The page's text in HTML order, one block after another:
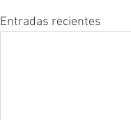
Entradas recientes